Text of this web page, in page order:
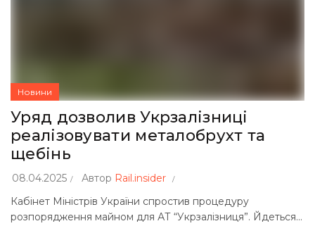
Новини
Уряд дозволив Укрзалізниці
реалізовувати металобрухт та
щебінь
08.04.2025 Автор Rail.insider
Кабінет Міністрів України спростив процедуру
розпорядження майном для АТ “Укрзалізниця”. Йдеться...